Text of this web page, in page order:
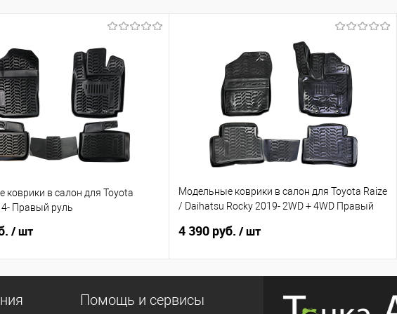
коврики в салон для Toyota
Правый руль
/ шт
Модельные коврики в салон для Toyota Raize
/ Daihatsu Rocky 2019- 2WD + 4WD Правый
4 390 руб. / шт
Помощь и сервисы